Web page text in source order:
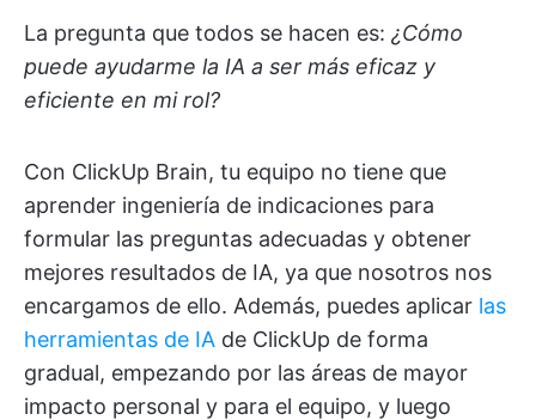
La pregunta que todos se hacen es: ¿Cómo
puede ayudarme la IA a ser más eficaz y
eficiente en mi rol?
Con ClickUp Brain, tu equipo no tiene que
aprender ingeniería de indicaciones para
formular las preguntas adecuadas y obtener
mejores resultados de IA, ya que nosotros nos
encargamos de ello. Además, puedes aplicar las
herramientas de IA de ClickUp de forma
gradual, empezando por las áreas de mayor
impacto personal y para el equipo, y luego